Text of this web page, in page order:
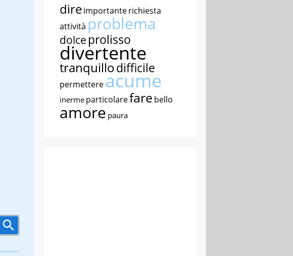
direimportanterichiesta
attività problema
dolce prolisso
divertente
tranquillodifficile
permettereacume
inerme particolarefare bello
amore paura